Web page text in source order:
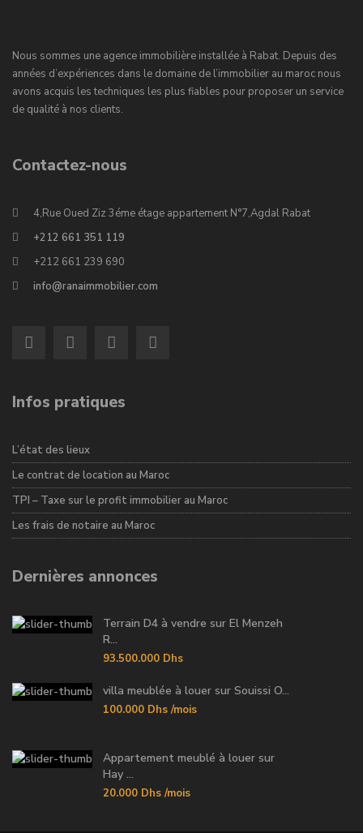
Nous sommes une agence immobilière installée à Rabat. Depuis des
années d’expériences dans le domaine de l’immobilier au maroc nous
avons acquis les techniques les plus fiables pour proposer un service
de qualité à nos clients.
Contactez-nous
4,Rue Oued Ziz 3éme étage appartement N°7,Agdal Rabat
+212 661 351 119
+212 661 239 690
info@ranaimmobilier.com
Infos pratiques
L’état des lieux
Le contrat de location au Maroc
TPI – Taxe sur le profit immobilier au Maroc
Les frais de notaire au Maroc
Dernières annonces
Terrain D4 à vendre sur El Menzeh
R...
93.500.000 Dhs
villa meublée à louer sur Souissi O...
100.000 Dhs /mois
Appartement meublé à louer sur
Hay ...
20.000 Dhs /mois